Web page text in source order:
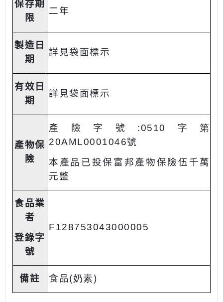
保存期
限
二年
製造日
期
詳見袋面標示
有效日
期
詳見袋面標示
產物保
險
產險字號 :0510字第
20AML0001046號
本產品已投保富邦產物保險伍千萬
元整
食品業
者
登錄字
號
F128753043000005
備註 食品(奶素)